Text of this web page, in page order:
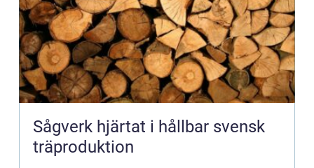
Sågverk hjärtat i hållbar svensk
träproduktion